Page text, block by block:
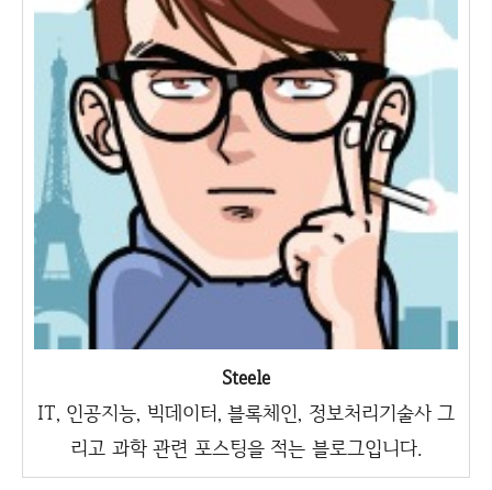
Steele
IT, 인공지능, 빅데이터, 블록체인, 정보처리기술사 그
리고 과학 관련 포스팅을 적는 블로그입니다.